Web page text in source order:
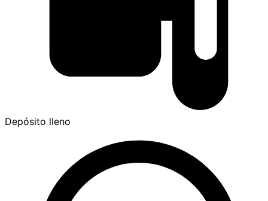
Depósito lleno